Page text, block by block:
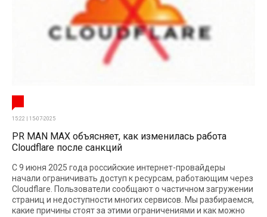
15:22 | 15-07-2025
PR MAN MAX объясняет, как изменилась работа
Cloudflare после санкций
С 9 июня 2025 года российские интернет-провайдеры
начали ограничивать доступ к ресурсам, работающим через
Cloudflare. Пользователи сообщают о частичном загружении
страниц и недоступности многих сервисов. Мы разбираемся,
какие причины стоят за этими ограничениями и как можно